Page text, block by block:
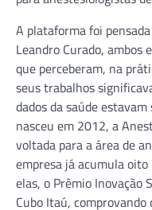
A plataforma foi
Leandro Curado, ambos
que perceberam, na
seus trabalhos
dados da saúde estavam
nasceu em 2012, a
voltada para a área de
empresa já acumula
elas, o Prêmio Inovação
Cubo Itaú,